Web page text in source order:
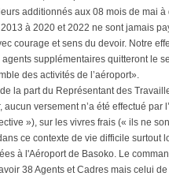
additionnés aux 08 mois de mai
à 2020 et 2022 ne sont jamais
courage et sens du devoir. Notre
supplémentaires quitteront le
des activités de l’aéroport».
la part du Représentant des
aucun versement n’a été effectué
»), sur les vivres frais (« ils ne
ce contexte de vie difficile surtout
à l'Aéroport de Basoko. Le
38 Agents et Cadres mais celui